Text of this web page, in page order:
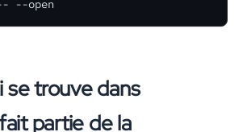
--open
se trouve dans
partie de la